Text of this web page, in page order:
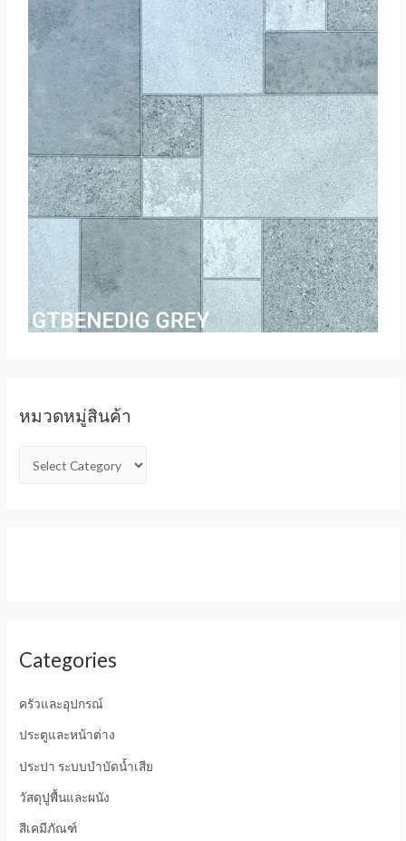
หมวดหมู่สินค้า
Categories
ครัวและอุปกรณ์
ประตูและหน้าต่าง
ประปา ระบบบำบัดน้ำเสีย
วัสดุปูพื้นและผนัง
สีเคมีภัณฑ์